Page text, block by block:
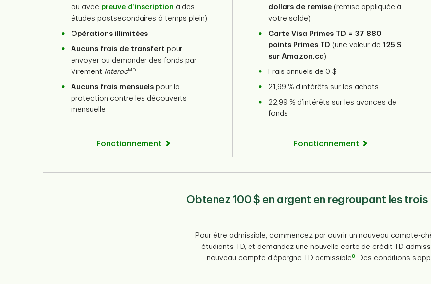
ou avec preuve d’inscription à des
études postsecondaires à temps plein)
Opérations illimitées
Aucuns frais de transfert pour
envoyer ou demander des fonds par
Virement InteracMD
Aucuns frais mensuels pour la
protection contre les découverts
mensuelle
Fonctionnement
dollars de remise (remise appliquée à
votre solde)
Carte Visa Primes TD = 37 880
points Primes TD (une valeur de 125 $
sur Amazon.ca)
Frais annuels de 0 $
21,99 % d’intérêts sur les achats
22,99 % d’intérêts sur les avances de
fonds
Fonctionnement
Obtenez 100 $ en argent en regroupant les
Pour être admissible, commencez par ouvrir un nouveau compte-
étudiants TD, et demandez une nouvelle carte de crédit TD
nouveau compte d’épargne TD admissible8 . Des conditions